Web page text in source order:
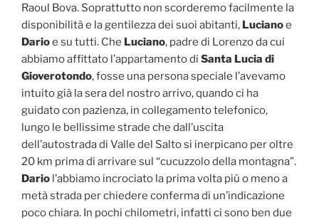
Raoul Bova. Soprattutto non scorderemo facilmente la
disponibilità e la gentilezza dei suoi abitanti, Lucianoe
Darioe su tutti. Che Luciano, padre di Lorenzo da cui
abbiamo affittato l’appartamento di Santa Lucia di
Gioverotondo, fosse una persona speciale l’avevamo
intuito già la sera del nostro arrivo, quando ci ha
guidato con pazienza, in collegamento telefonico,
lungo le bellissime strade che dall’uscita
dell’autostrada di Valle del Salto si inerpicano per oltre
20 km prima di arrivare sul “cucuzzolo della montagna”.
Dario l’abbiamo incrociato la prima volta più o meno a
metà strada per chiedere conferma di un’indicazione
poco chiara. In pochi chilometri, infatti ci sono ben due